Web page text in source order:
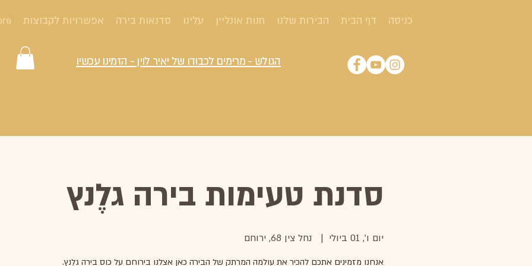
הגולש - מרימים לכבודו של יאיר לוין - הזמינו עכשיו
כניסה דף הבית הבירות שלנו חנות אונליין עלינו סדנאות בירה אפשרויות לקבוצות
סדנת טעימות בירה גלֶנץ
יום ו׳, 01 ביולי
  |
נחל צין 68, ירוחם
אנחנו מזמינים אתכם להכיר את עולמה המרתק של הבירה כאן אצלנו בירוחם על כוס בירה גלֶנץ.